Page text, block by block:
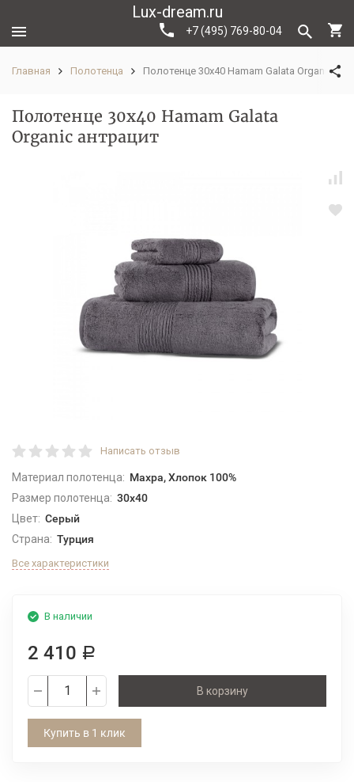
Lux-dream.ru
+7 (495) 769-80-04
Главная Полотенца Полотенце 30x40 Hamam Galata Organic
Полотенце 30x40 Hamam Galata
Organic антрацит
Написать отзыв
Материал полотенца: Махра, Хлопок 100%
Размер полотенца: 30x40
Цвет: Серый
Страна: Турция
Все характеристики
В наличии
2 410 Р
В корзину
Купить в 1 клик